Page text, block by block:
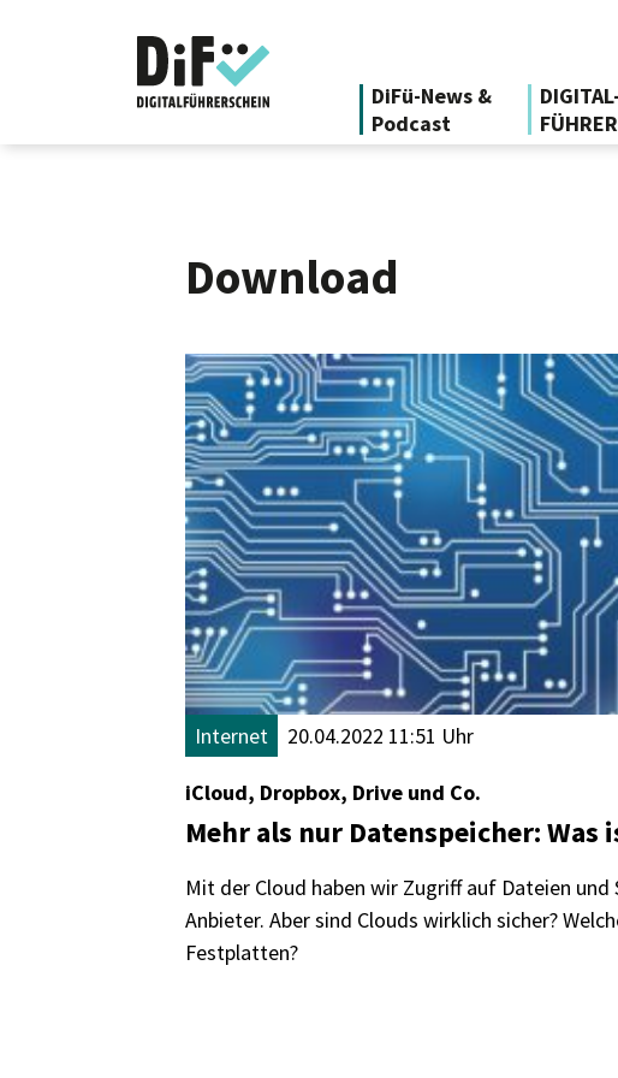
DiFü-News &
Podcast
DIGITAL-
Download
Internet 20.04.2022 11:51 Uhr
iCloud, Dropbox, Drive und Co.
Mehr als nur Datenspeicher: Was
Mit der Cloud haben wir Zugriff auf Dateien
Anbieter. Aber sind Clouds wirklich sicher?
Festplatten?